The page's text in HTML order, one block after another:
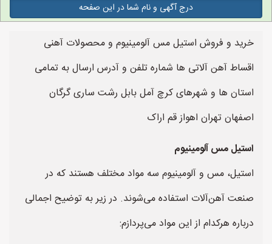
درج آگهی و نام شما در این صفحه
خرید و فروش استیل مس آلومینیوم و محصولات آهنی
اقساط آهن آلاتی ها شماره تلفن و آدرس ارسال به تمامی
استان ها و شهرهای کرچ آمل بابل رشت ساری گرگان
اصفهان تهران اهواز قم اراک
استیل مس آلومینیوم
استیل، مس و آلومینیوم سه مواد مختلف هستند که در
صنعت آهن‌آلات استفاده می‌شوند. در زیر به توضیح اجمالی
درباره هرکدام از این مواد می‌پردازم: